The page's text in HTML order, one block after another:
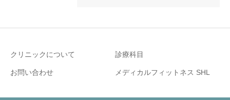
クリニックについて 診療科目
お問い合わせ メディカルフィットネス SHL